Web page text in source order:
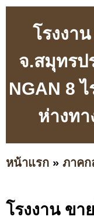
โรงงา
จ.สมุทรป
NGAN 8
ห่างท
หน้าแรก » ภาคก
โรงงาน ขา